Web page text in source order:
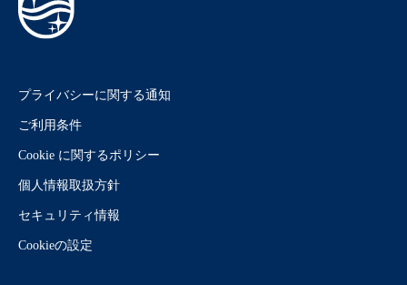
プライバシーに関する通知
ご利用条件
Cookie に関するポリシー
個人情報取扱方針
セキュリティ情報
Cookieの設定